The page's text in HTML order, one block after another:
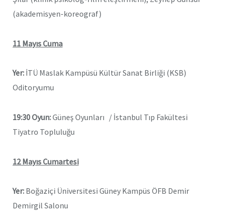
(akademisyen-koreograf)
11 Mayıs Cuma
Yer: İTÜ Maslak Kampüsü Kültür Sanat Birliği (KSB)
Oditoryumu
19:30 Oyun:Güneş Oyunları / İstanbul Tıp Fakültesi
Tiyatro Topluluğu
12 Mayıs Cumartesi
Yer: Boğaziçi Üniversitesi Güney Kampüs ÖFB Demir
Demirgil Salonu